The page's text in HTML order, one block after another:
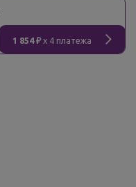
1 854 ₽x 4 платежа